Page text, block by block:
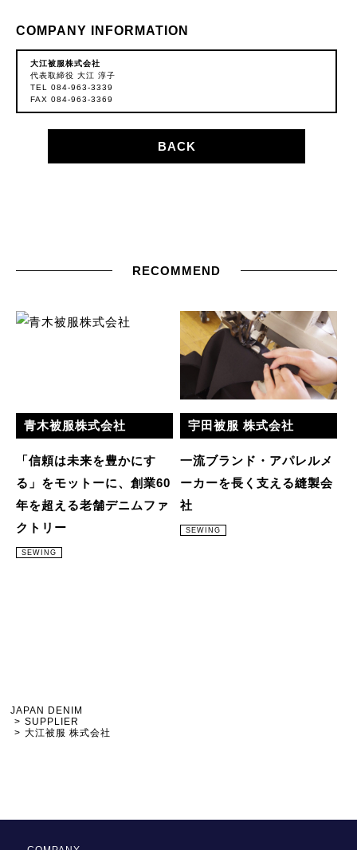
COMPANY INFORMATION
大江被服株式会社
代表取締役 大江 淳子
TEL 084-963-3339
FAX 084-963-3369
BACK
RECOMMEND
青木被服株式会社
「信頼は未来を豊かにす
る」をモットーに、創業60
年を超える老舗デニムファ
クトリー
SEWING
宇田被服 株式会社
一流ブランド・アパレルメ
ーカーを長く支える縫製会
社
SEWING
JAPAN DENIM
SUPPLIER
大江被服 株式会社